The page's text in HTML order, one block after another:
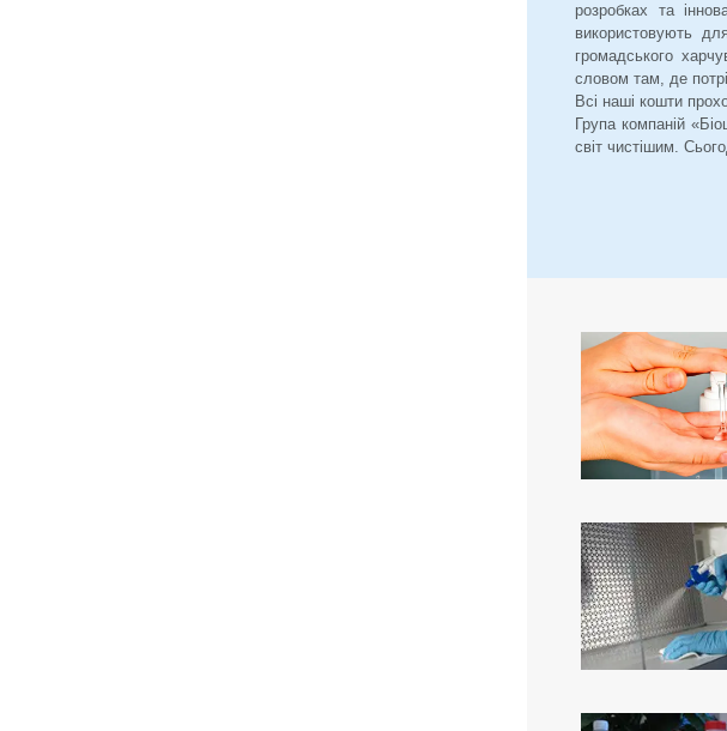
розробках та
використовують
громадського
словом там, де
Всі наші кошти
Група компаній
світ чистішим.